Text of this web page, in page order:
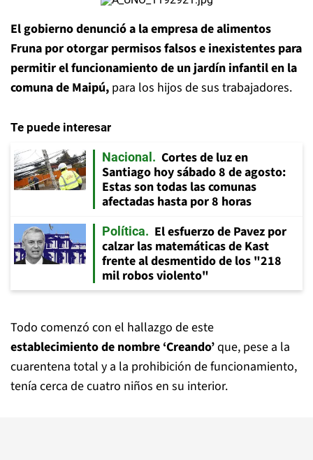
El gobierno denunció a la empresa de alimentos
Fruna por otorgar permisos falsos e inexistentes para
permitir el funcionamiento de un jardín infantil en la
comuna de Maipú, para los hijos de sus trabajadores.
Te puede interesar
Nacional
Cortes de luz en
Santiago hoy sábado 8 de agosto:
Estas son todas las comunas
afectadas hasta por 8 horas
Política
El esfuerzo de Pavez por
calzar las matemáticas de Kast
frente al desmentido de los "218
mil robos violento"
Todo comenzó con el hallazgo de este
establecimiento de nombre ‘Creando’que, pese a la
cuarentena total y a la prohibición de funcionamiento,
tenía cerca de cuatro niños en su interior.